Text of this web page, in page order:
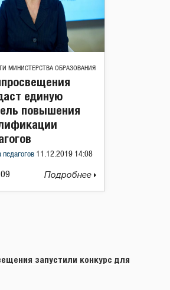
МИНИСТЕРСТВА ОБРАЗОВАНИЯ
единую
повышения
педагогов 11.12.2019 14:08
Подробнее
запустили конкурс для